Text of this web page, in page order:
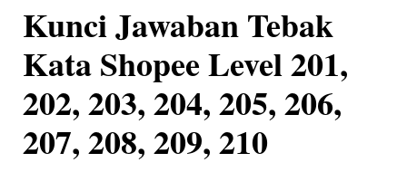
Kunci Jawaban Tebak
Kata Shopee Level 201,
202, 203, 204, 205, 206,
207, 208, 209, 210